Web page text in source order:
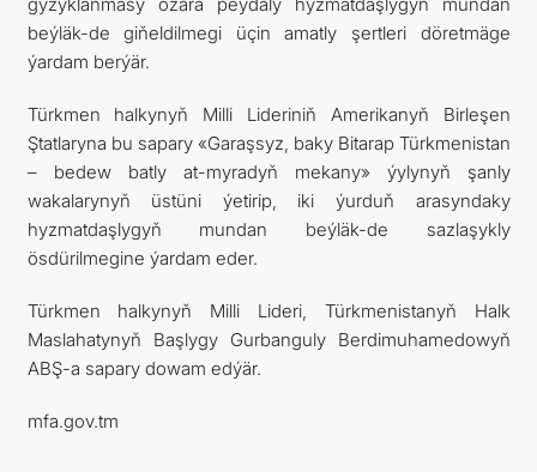
beýläk-de giňeldilmegi üçin amatly şertleri döretmäge
ýardam berýär.
Türkmen halkynyň Milli Lideriniň Amerikanyň Birleşen
Ştatlaryna bu sapary «Garaşsyz, baky Bitarap Türkmenistan
– bedew batly at-myradyň mekany» ýylynyň şanly
wakalarynyň üstüni ýetirip, iki ýurduň arasyndaky
hyzmatdaşlygyň mundan beýläk-de sazlaşykly
ösdürilmegine ýardam eder.
Türkmen halkynyň Milli Lideri, Türkmenistanyň Halk
Maslahatynyň Başlygy Gurbanguly Berdimuhamedowyň
ABŞ-a sapary dowam edýär.
mfa.gov.tm